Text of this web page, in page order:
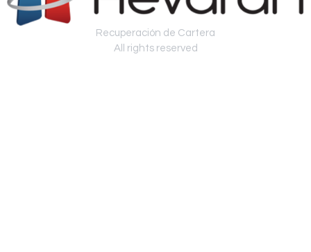
Recuperación de Cartera
All rights reserved